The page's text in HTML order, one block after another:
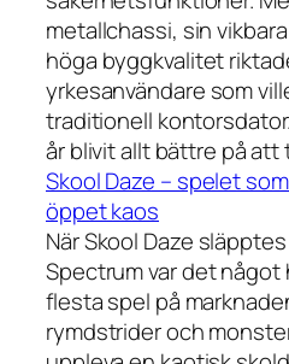
metallchassi, sin
höga byggkvalitet
yrkesanvändare som
traditionell
år blivit allt bättre på att
Skool Daze – spelet
öppet kaos
När Skool Daze
Spectrum var det något
flesta spel på
rymdstrider och